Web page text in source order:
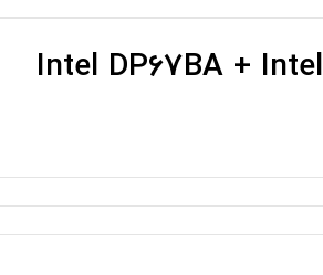
باندل مادربرد Intel DP67BA + Intel